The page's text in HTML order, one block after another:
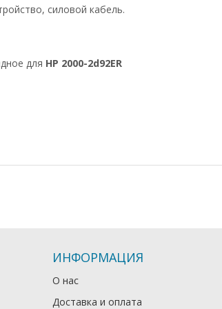
силовой кабель.
для HP 2000-2d92ER
ИНФОРМАЦИЯ
О нас
Доставка и оплата